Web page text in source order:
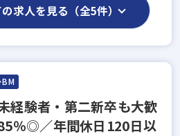
求人を見る（全5件）
BM
験者・第二新卒も大歓
％◎／年間休日120日以